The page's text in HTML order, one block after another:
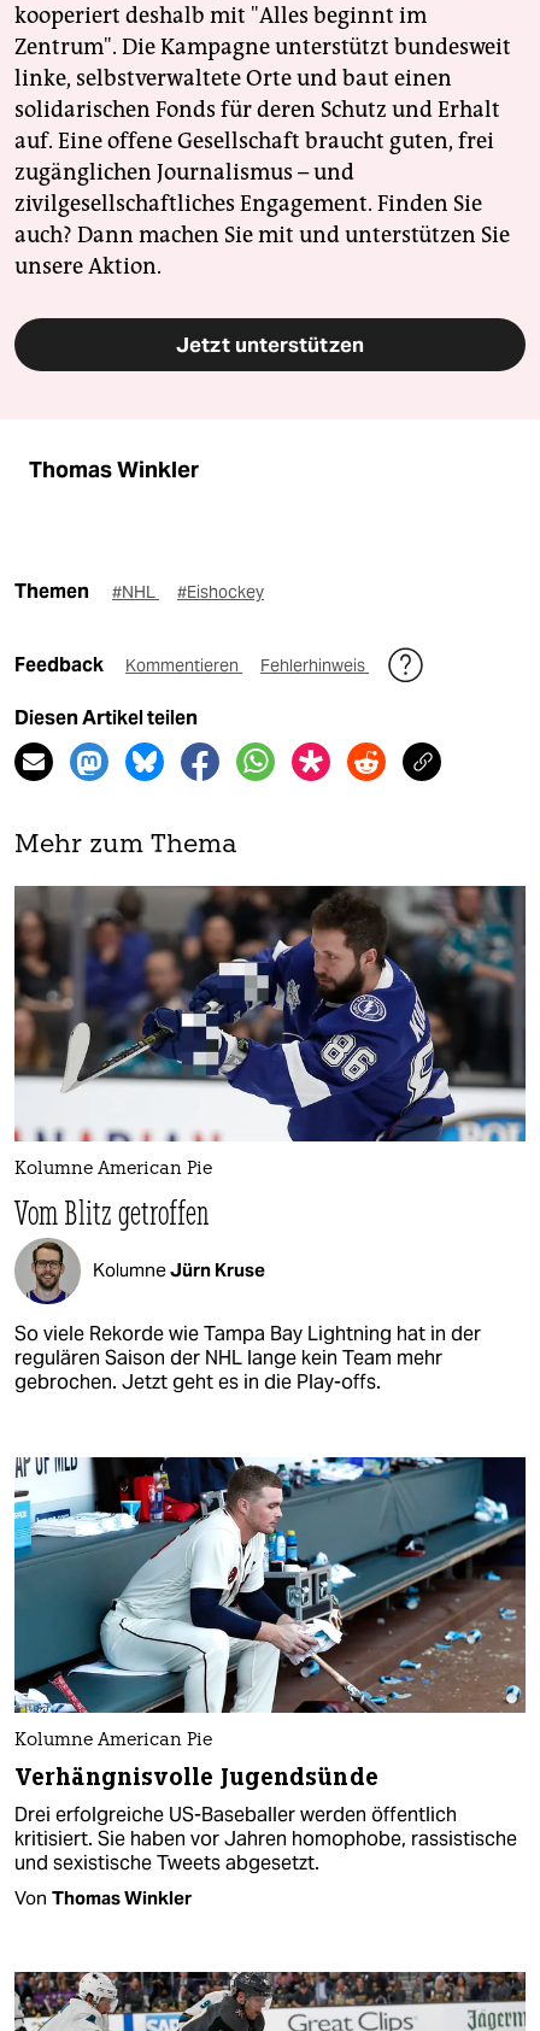
kooperiert deshalb mit "Alles beginnt im
Zentrum". Die Kampagne unterstützt bundesweit
linke, selbstverwaltete Orte und baut einen
solidarischen Fonds für deren Schutz und Erhalt
auf. Eine offene Gesellschaft braucht guten, frei
zugänglichen Journalismus – und
zivilgesellschaftliches Engagement. Finden Sie
auch? Dann machen Sie mit und unterstützen Sie
unsere Aktion.
Jetzt unterstützen
Thomas Winkler
Themen #NHL #Eishockey
Feedback Kommentieren Fehlerhinweis
Diesen Artikel teilen
Mehr zum Thema
Kolumne American Pie
Vom Blitz getroffen
KolumneJürn Kruse
So viele Rekorde wie Tampa Bay Lightning hat in der
regulären Saison der NHL lange kein Team mehr
gebrochen. Jetzt geht es in die Play-offs.
Kolumne American Pie
Verhängnisvolle Jugendsünde
Drei erfolgreiche US-Baseballer werden öffentlich
kritisiert. Sie haben vor Jahren homophobe, rassistische
und sexistische Tweets abgesetzt.
Von Thomas Winkler